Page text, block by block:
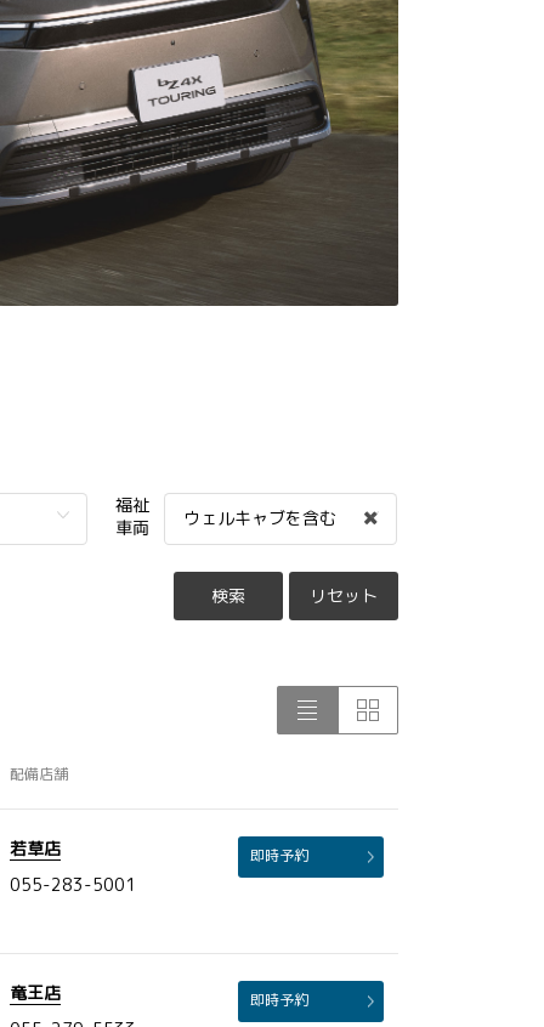
福祉
車両
ウェルキャブを含む
検索 リセット
配備店舗
若草店
055-283-5001
即時予約
竜王店
即時予約